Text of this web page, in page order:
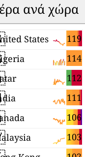
ανά χώρα
119
States
114
112
111
106
103